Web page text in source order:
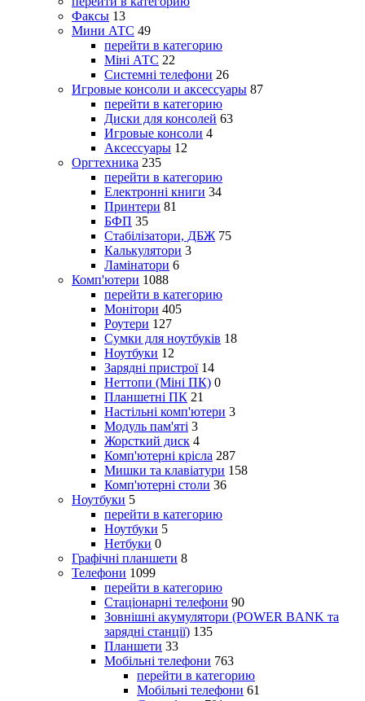
Факсы 13
Мини АТС 49
перейти в категорию
Міні АТС 22
Системні телефони 26
Игровые консоли и аксессуары 87
перейти в категорию
Диски для консолей 63
Игровые консоли 4
Аксессуары 12
Оргтехника 235
перейти в категорию
Електронні книги 34
Принтери 81
БФП 35
Стабілізатори, ДБЖ 75
Калькулятори 3
Ламінатори 6
Комп'ютери 1088
перейти в категорию
Монітори 405
Роутери 127
Сумки для ноутбуків 18
Ноутбуки 12
Зарядні пристрої 14
Неттопи (Міні ПК) 0
Планшетні ПК 21
Настільні комп'ютери 3
Модуль пам'яті 3
Жорсткий диск 4
Комп'ютерні крісла 287
Мишки та клавіатури 158
Комп'ютерні столи 36
Ноутбуки 5
перейти в категорию
Ноутбуки 5
Нетбуки 0
Графічні планшети 8
Телефони 1099
перейти в категорию
Стаціонарні телефони 90
Зовнішні акумулятори (POWER BANK та
зарядні станції) 135
Планшети 33
Мобільні телефони 763
перейти в категорию
Мобільні телефони 61